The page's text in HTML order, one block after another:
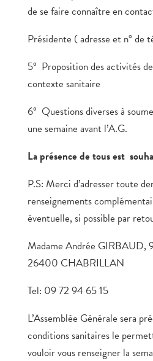
de se faire connaître en
Présidente ( adresse et n° de
5° Proposition des activités
contexte sanitaire
6° Questions diverses à
une semaine avant l’A.G.
La présence de tous est
P.S: Merci d’adresser toute
renseignements
éventuelle, si possible par
Madame Andrée GIRBAUD,
26400 CHABRILLAN
Tel: 09 72 94 65 15
L’Assemblée Générale sera
conditions sanitaires le
vouloir vous renseigner la